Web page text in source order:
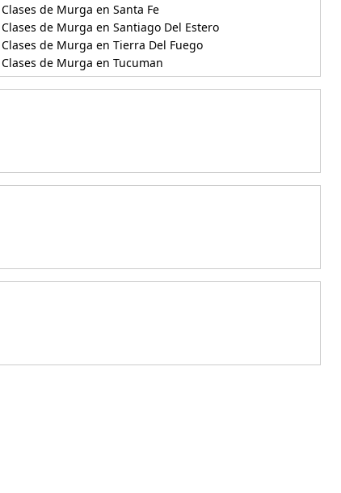
Clases de Murga en Santa Fe
Clases de Murga en Santiago Del Estero
Clases de Murga en Tierra Del Fuego
Clases de Murga en Tucuman